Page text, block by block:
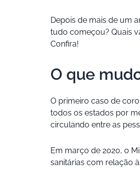
Depois de mais de um
tudo começou? Quais
Confira!
O que
O primeiro caso de
todos os estados por
circulando entre as
Em março de 2020, o
sanitárias com relação